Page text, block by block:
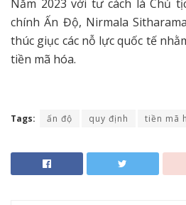
Năm 2023 với tư cách là Chủ
chính Ấn Độ, Nirmala
thúc giục các nỗ lực quốc tế
tiền mã hóa.
Tags: ấn độ quy định tiền mã